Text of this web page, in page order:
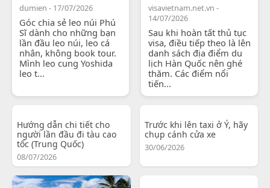
dumien - 17/07/2026
Góc chia sẻ leo núi Phú
Sĩ dành cho những bạn
lần đầu leo núi, leo cá
nhân, không book tour.
Mình leo cung Yoshida
leo t...
visavietnam.net.vn -
14/07/2026
Sau khi hoàn tất thủ tục
visa, điều tiếp theo là lên
danh sách địa điểm du
lịch Hàn Quốc nên ghé
thăm. Các điểm nổi
tiến...
Hướng dẫn chi tiết cho
người lần đầu đi tàu cao
tốc (Trung Quốc)
08/07/2026
Trước khi lên taxi ở Ý, hãy
chụp cánh cửa xe
30/06/2026